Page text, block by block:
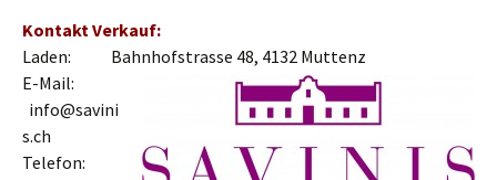
Kontakt Verkauf:
Laden: Bahnhofstrasse 48, 4132 Muttenz
E-Mail:
info@savini
s.ch
Telefon: